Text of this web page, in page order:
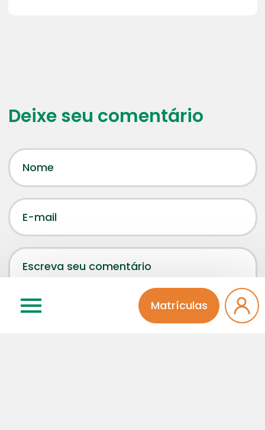
Matrículas
Deixe seu comentário